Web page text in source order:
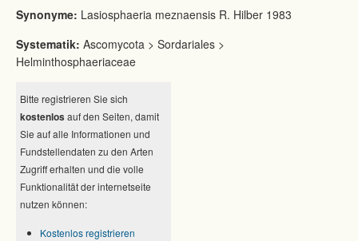
Synonyme: Lasiosphaeria meznaensis R. Hilber 1983
Systematik: Ascomycota > Sordariales >
Helminthosphaeriaceae
Bitte registrieren Sie sich
kostenlos auf den Seiten, damit
Sie auf alle Informationen und
Fundstellendaten zu den Arten
Zugriff erhalten und die volle
Funktionalität der internetseite
nutzen können:
Kostenlos registrieren